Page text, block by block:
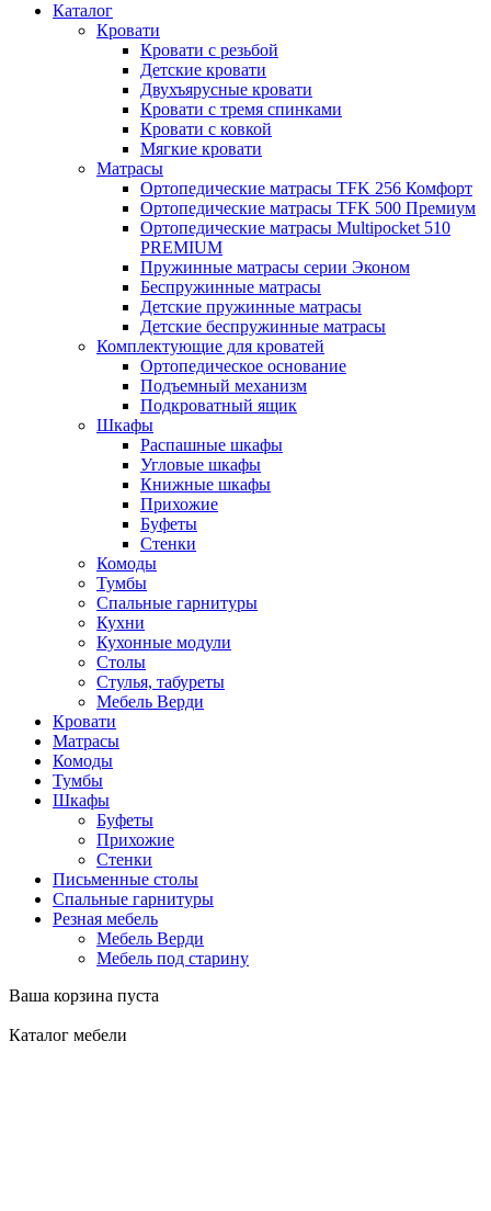
Каталог
Кровати
Кровати с резьбой
Детские кровати
Двухъярусные кровати
Кровати с тремя спинками
Кровати с ковкой
Мягкие кровати
Матрасы
Ортопедические матрасы TFK 256 Комфорт
Ортопедические матрасы TFK 500 Премиум
Ортопедические матрасы Multipocket 510
PREMIUM
Пружинные матрасы серии Эконом
Беспружинные матрасы
Детские пружинные матрасы
Детские беспружинные матрасы
Комплектующие для кроватей
Ортопедическое основание
Подъемный механизм
Подкроватный ящик
Шкафы
Распашные шкафы
Угловые шкафы
Книжные шкафы
Прихожие
Буфеты
Стенки
Комоды
Тумбы
Спальные гарнитуры
Кухни
Кухонные модули
Столы
Стулья, табуреты
Мебель Верди
Кровати
Матрасы
Комоды
Тумбы
Шкафы
Буфеты
Прихожие
Стенки
Письменные столы
Спальные гарнитуры
Резная мебель
Мебель Верди
Мебель под старину
Ваша корзина пуста
Каталог мебели